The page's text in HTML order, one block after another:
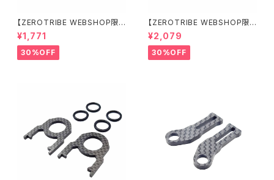
【ZEROTRIBE WEBSHOP限
定価格】RCM-X4-CSAF カ
ーボンフロントステアリングアー
ムセット XRAY X4用
¥1,771
30%OFF
【ZEROTRIBE WEBSHOP限
定価格】RCM-X4-FSM-F G
eoCarbon フローティングフロ
ントサーボマウント XRAY X4用
¥2,079
30%OFF